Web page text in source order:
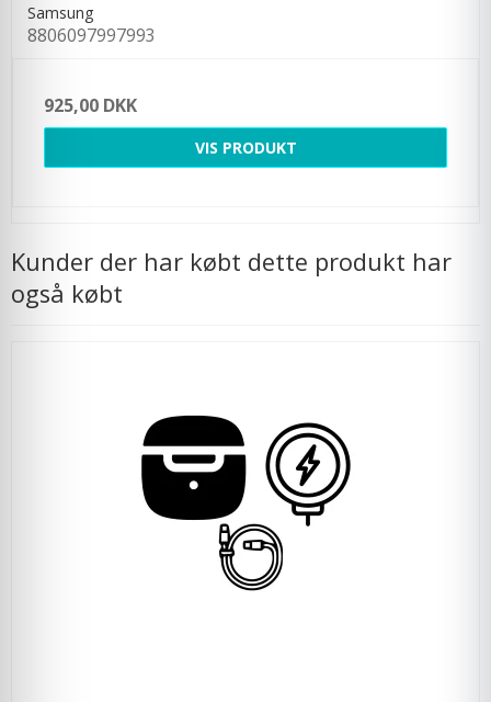
Samsung
8806097997993
925,00 DKK
VIS PRODUKT
Kunder der har købt dette produkt har
også købt